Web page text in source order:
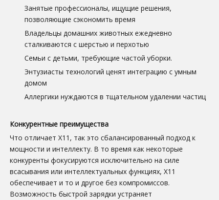
Занятые профессионалы, ищущие решения,
позволяющие сэкономить время
Владельцы домашних животных ежедневно
сталкиваются с шерстью и перхотью
Семьи с детьми, требующие частой уборки.
Энтузиасты технологий ценят интеграцию с умным
домом
Аллергики нуждаются в тщательном удалении частиц
Конкурентные преимущества
Что отличает X11, так это сбалансированный подход к
мощности и интеллекту. В то время как некоторые
конкуренты фокусируются исключительно на силе
всасывания или интеллектуальных функциях, X11
обеспечивает и то и другое без компромиссов.
Возможность быстрой зарядки устраняет